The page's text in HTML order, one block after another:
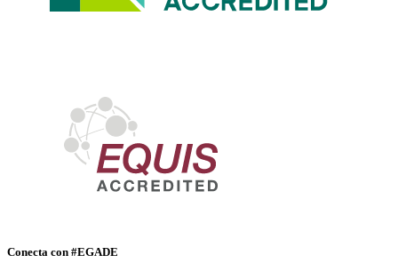
Conecta con #EGADE